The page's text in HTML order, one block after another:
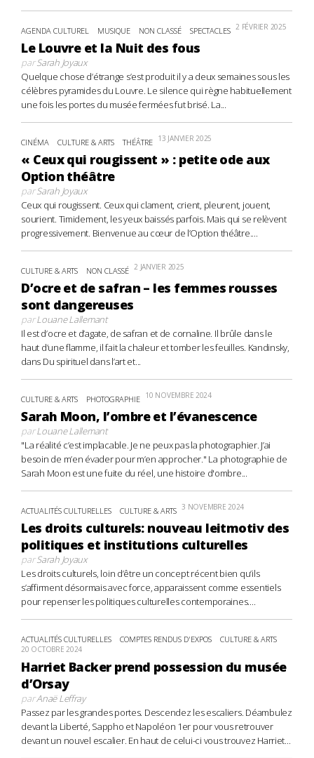
AGENDA CULTUREL MUSIQUE NON CLASSÉ SPECTACLES 2 FÉVRIER 2025
Le Louvre et la Nuit des fous
parSarah Joyaux
Quelque chose d’étrange s’est produit il y a deux semaines sous les
célèbres pyramides du Louvre. Le silence qui règne habituellement
une fois les portes du musée fermées fut brisé. La...
CINÉMA CULTURE & ARTS THÉÂTRE 13 JANVIER 2025
« Ceux qui rougissent » : petite ode aux
Option théâtre
parSarah Joyaux
Ceux qui rougissent. Ceux qui clament, crient, pleurent, jouent,
sourient. Timidement, les yeux baissés parfois. Mais qui se relèvent
progressivement. Bienvenue au cœur de l’Option théâtre....
CULTURE & ARTS NON CLASSÉ 2 JANVIER 2025
D’ocre et de safran – les femmes rousses
sont dangereuses
parLouane Lallemant
Il est d’ocre et d’agate, de safran et de cornaline. Il brûle dans le
haut d’une flamme, il fait la chaleur et tomber les feuilles. Kandinsky,
dans Du spirituel dans l’art et...
CULTURE & ARTS PHOTOGRAPHIE 10 NOVEMBRE 2024
Sarah Moon, l’ombre et l’évanescence
parLouane Lallemant
"La réalité c’est implacable. Je ne peux pas la photographier. J’ai
besoin de m’en évader pour m’en approcher." La photographie de
Sarah Moon est une fuite du réel, une histoire d'ombre...
ACTUALITÉS CULTURELLES CULTURE & ARTS 3 NOVEMBRE 2024
Les droits culturels: nouveau leitmotiv des
politiques et institutions culturelles
parSarah Joyaux
Les droits culturels, loin d’être un concept récent bien qu’ils
s’affirment désormais avec force, apparaissent comme essentiels
pour repenser les politiques culturelles contemporaines....
ACTUALITÉS CULTURELLES COMPTES RENDUS D'EXPOS CULTURE & ARTS
20 OCTOBRE 2024
Harriet Backer prend possession du musée
d’Orsay
parAnaë Leffray
Passez par les grandes portes. Descendez les escaliers. Déambulez
devant la Liberté, Sappho et Napoléon 1er pour vous retrouver
devant un nouvel escalier. En haut de celui-ci vous trouvez Harriet...